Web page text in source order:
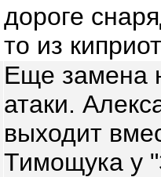
дороге
то из
Еще замена
атаки.
выходит
Тимощука у